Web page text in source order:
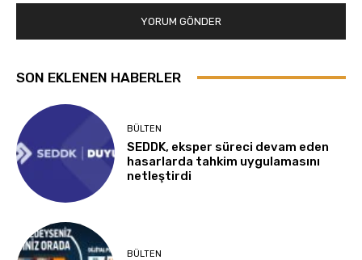
SON EKLENEN HABERLER
BÜLTEN
SEDDK, eksper süreci devam eden
hasarlarda tahkim uygulamasını
netleştirdi
BÜLTEN